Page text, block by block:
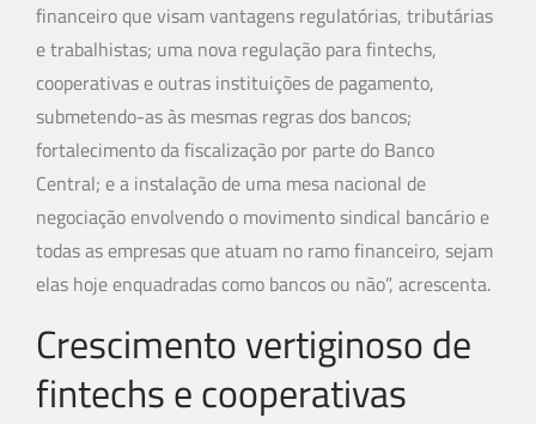
financeiro que visam vantagens regulatórias, tributárias
e trabalhistas; uma nova regulação para fintechs,
cooperativas e outras instituições de pagamento,
submetendo-as às mesmas regras dos bancos;
fortalecimento da fiscalização por parte do Banco
Central; e a instalação de uma mesa nacional de
negociação envolvendo o movimento sindical bancário e
todas as empresas que atuam no ramo financeiro, sejam
elas hoje enquadradas como bancos ou não”, acrescenta.
Crescimento vertiginoso de
fintechs e cooperativas